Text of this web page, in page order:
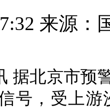
来源：
据北京市预
号，受上